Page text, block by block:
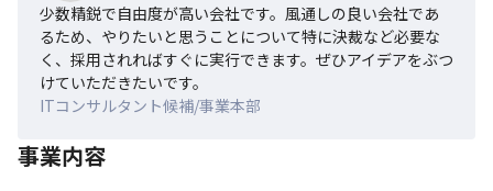
少数精鋭で自由度が高い会社です。風通しの良い会社であ
るため、やりたいと思うことについて特に決裁など必要な
く、採用されればすぐに実行できます。ぜひアイデアをぶつ
けていただきたいです。
ITコンサルタント候補/事業本部
事業内容